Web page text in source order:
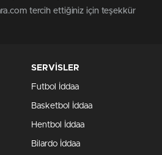
tercih ettiğiniz için teşekkür
SERVİSLER
Futbol İddaa
Basketbol İddaa
Hentbol İddaa
Bilardo İddaa